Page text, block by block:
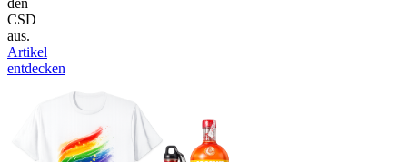
CSD
aus.
Artikel
entdecken